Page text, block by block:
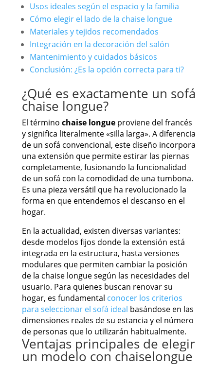
Usos ideales según el espacio y la familia
Cómo elegir el lado de la chaise longue
Materiales y tejidos recomendados
Integración en la decoración del salón
Mantenimiento y cuidados básicos
Conclusión: ¿Es la opción correcta para ti?
¿Qué es exactamente un sofá
chaise longue?
El término chaise longueproviene del francés
y significa literalmente «silla larga». A diferencia
de un sofá convencional, este diseño incorpora
una extensión que permite estirar las piernas
completamente, fusionando la funcionalidad
de un sofá con la comodidad de una tumbona.
Es una pieza versátil que ha revolucionado la
forma en que entendemos el descanso en el
hogar.
En la actualidad, existen diversas variantes:
desde modelos fijos donde la extensión está
integrada en la estructura, hasta versiones
modulares que permiten cambiar la posición
de la chaise longue según las necesidades del
usuario. Para quienes buscan renovar su
hogar, es fundamental conocer los criterios
para seleccionar el sofá ideal basándose en las
dimensiones reales de su estancia y el número
de personas que lo utilizarán habitualmente.
Ventajas principales de elegir
un modelo con chaiselongue